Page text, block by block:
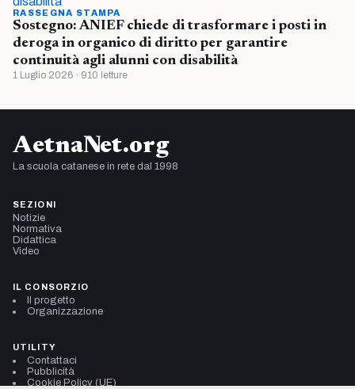
RASSEGNA STAMPA
Sostegno: ANIEF chiede di trasformare i posti in
deroga in organico di diritto per garantire
continuità agli alunni con disabilità
1 Luglio 2026 · 910 letture
AetnaNet.org
La scuola catanese in rete dal 1998
SEZIONI
Notizie
Normativa
Didattica
Video
IL CONSORZIO
Il progetto
Organizzazione
UTILITY
Contattaci
Pubblicità
Cookie Policy (UE)